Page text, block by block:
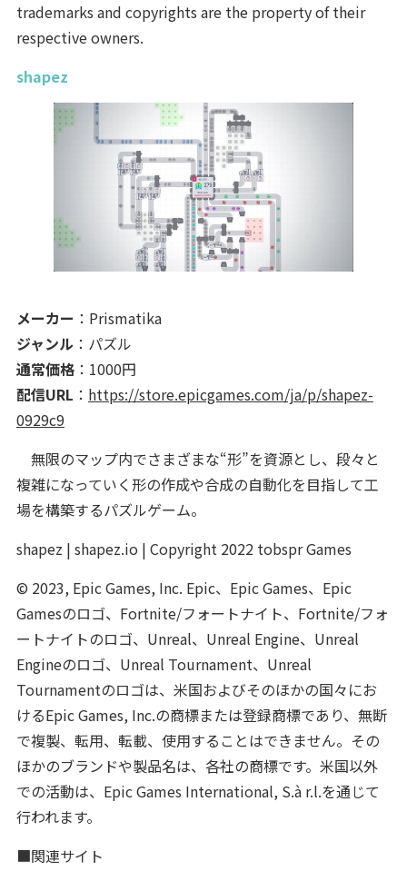
trademarks and copyrights are the property of their
respective owners.
shapez
メーカー ：Prismatika
ジャンル ：パズル
通常価格：1000円
配信URL ： https://store.epicgames.com/ja/p/shapez-
0929c9
無限のマップ内でさまざまな“形”を資源とし、段々と
複雑になっていく形の作成や合成の自動化を目指して工
場を構築するパズルゲーム。
shapez | shapez.io | Copyright 2022 tobspr Games
© 2023, Epic Games, Inc. Epic、Epic Games、Epic
Gamesのロゴ、Fortnite/フォートナイト、Fortnite/フォ
ートナイトのロゴ、Unreal、Unreal Engine、Unreal
Engineのロゴ、Unreal Tournament、Unreal
Tournamentのロゴは、米国およびそのほかの国々にお
けるEpic Games, Inc.の商標または登録商標であり、無断
で複製、転用、転載、使用することはできません。その
ほかのブランドや製品名は、各社の商標です。米国以外
での活動は、Epic Games International, S.à r.l.を通じて
行われます。
■関連サイト